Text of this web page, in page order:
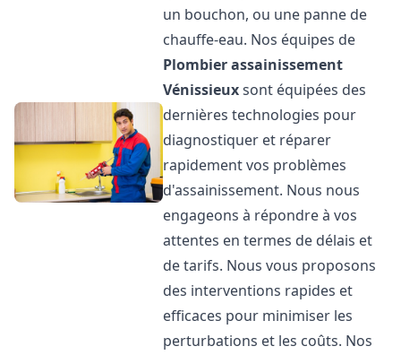
un bouchon, ou une panne de
chauffe-eau. Nos équipes de
Plombier assainissement
Vénissieuxsont équipées des
dernières technologies pour
diagnostiquer et réparer
rapidement vos problèmes
d'assainissement. Nous nous
engageons à répondre à vos
attentes en termes de délais et
de tarifs. Nous vous proposons
des interventions rapides et
efficaces pour minimiser les
perturbations et les coûts. Nos